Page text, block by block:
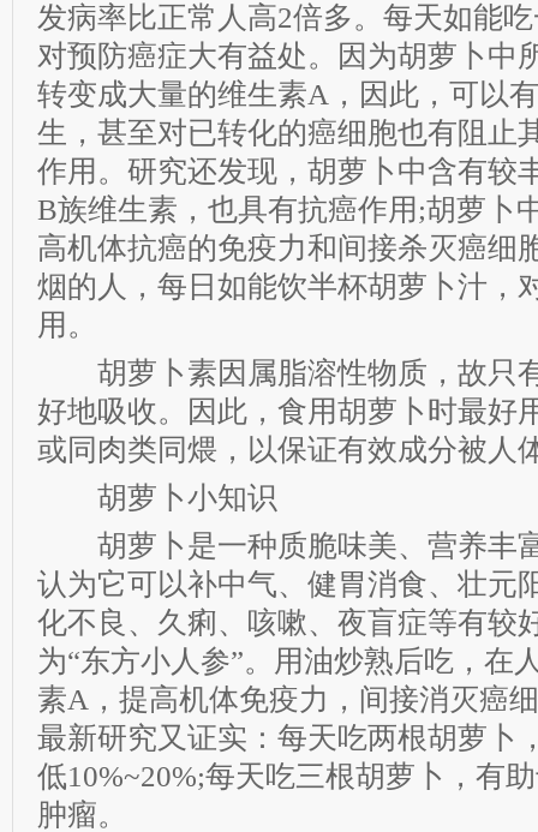
发病率比正常人高2倍多。每天如能
对预防癌症大有益处。因为胡萝卜中
转变成大量的维生素A，因此，可以
生，甚至对已转化的癌细胞也有阻止
作用。研究还发现，胡萝卜中含有较
B族维生素，也具有抗癌作用;胡萝卜
高机体抗癌的免疫力和间接杀灭癌细
烟的人，每日如能饮半杯胡萝卜汁，
用。
胡萝卜素因属脂溶性物质，故只
好地吸收。因此，食用胡萝卜时最好
或同肉类同煨，以保证有效成分被人
胡萝卜小知识
胡萝卜是一种质脆味美、营养丰
认为它可以补中气、健胃消食、壮元
化不良、久痢、咳嗽、夜盲症等有较
为“东方小人参”。用油炒熟后吃，在
素A，提高机体免疫力，间接消灭癌
最新研究又证实：每天吃两根胡萝卜
低10%~20%;每天吃三根胡萝卜，有
肿瘤。